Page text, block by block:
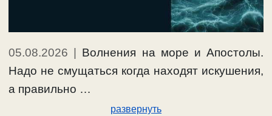
05.08.2026 | Волнения на море и Апостолы.
Надо не смущаться когда находят искушения,
а правильно …
развернуть